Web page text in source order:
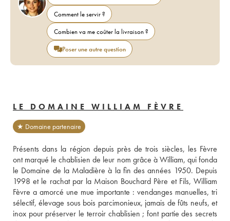
Comment le servir ?
Combien va me coûter la livraison ?
Poser une autre question
LE DOMAINE WILLIAM FÈVRE
★ Domaine partenaire
Présents dans la région depuis près de trois siècles, les Fèvre
ont marqué le chablisien de leur nom grâce à William, qui fonda
le Domaine de la Maladière à la fin des années 1950. Depuis
1998 et le rachat par la Maison Bouchard Père et Fils, William
Fèvre a amorcé une mue importante : vendanges manuelles, tri
sélectif, élevage sous bois parcimonieux, jamais de fûts neufs, et
inox pour préserver le terroir chablisien ; font partie des secrets